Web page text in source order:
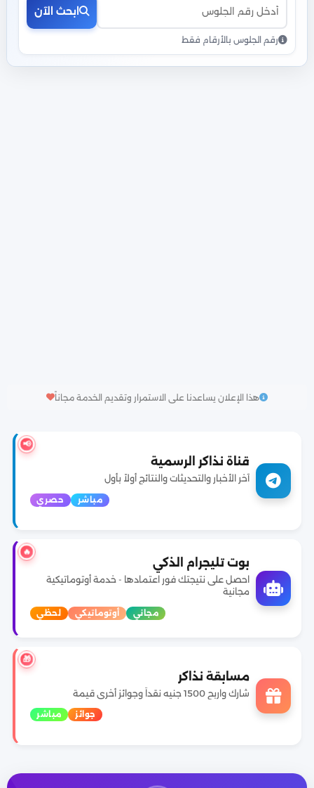
ابحث الآن
رقم الجلوس بالأرقام فقط
هذا الإعلان يساعدنا على الاستمرار وتقديم الخدمة مجاناً
📢
قناة نذاكر الرسمية
آخر الأخبار والتحديثات والنتائج أولاً بأول
مباشر حصري
🔥
بوت تليجرام الذكي
احصل على نتيجتك فور اعتمادها - خدمة أوتوماتيكية
مجانية
مجاني أوتوماتيكي لحظي
🎁
مسابقة نذاكر
شارك واربح 1500 جنيه نقداً وجوائز أخرى قيمة
جوائز مباشر